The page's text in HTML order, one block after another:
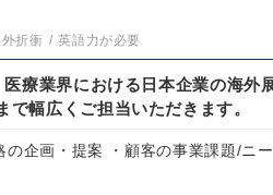
折衝 英語力が必要
療業界における日本企業の海外
幅広くご担当いただきます。
の企画・提案 ・顧客の事業課題/ニー